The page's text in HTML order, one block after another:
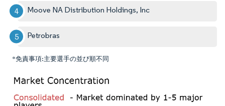
Moove NA Distribution Holdings, Inc
Petrobras
*免責事項:主要選手の並び順不同